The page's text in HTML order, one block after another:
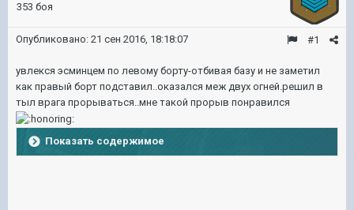
353 боя
#1
Опубликовано: 21 сен 2016, 18:18:07
увлекся эсминцем по левому борту-отбивая базу и не заметил
как правый борт подставил..оказался меж двух огней.решил в
тыл врага прорываться..мне такой прорыв понравился
Показать содержимое